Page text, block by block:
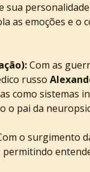
sua
as emoções e o
Com as
russo
como
o pai da
o surgimento